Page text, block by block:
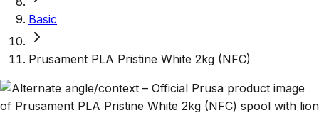
Basic
Prusament PLA Pristine White 2kg (NFC)